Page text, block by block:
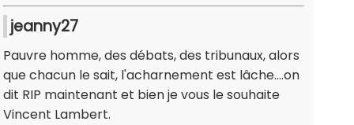
jeanny27
Pauvre homme, des débats, des tribunaux, alors
que chacun le sait, l'acharnement est lâche....on
dit RIP maintenant et bien je vous le souhaite
Vincent Lambert.